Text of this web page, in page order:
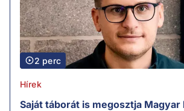
2 perc
Hírek
Saját táborát is megosztja Magyar